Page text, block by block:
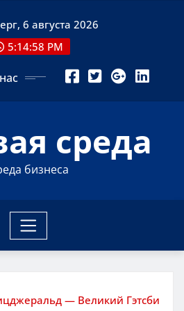
6 августа 2026
5:14:59 PM
среда
бизнеса
— Великий Гэтсби